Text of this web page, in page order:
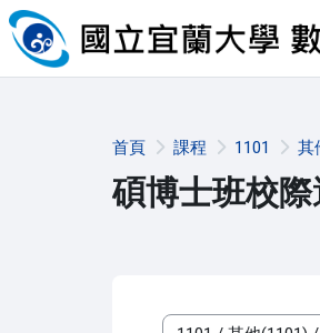
跳至主內容
首頁 課程 1101 其
碩博士班校